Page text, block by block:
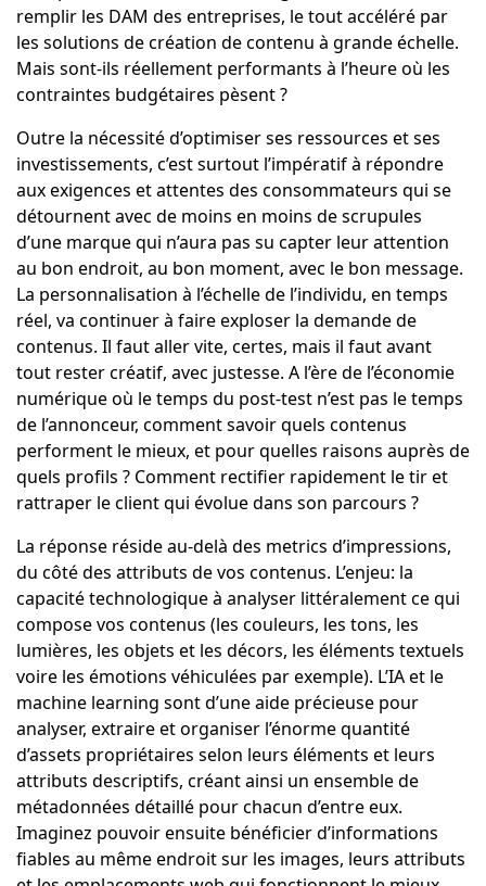
remplir les DAM des entreprises, le tout accéléré par
les solutions de création de contenu à grande échelle.
Mais sont-ils réellement performants à l’heure où les
contraintes budgétaires pèsent ?
Outre la nécessité d’optimiser ses ressources et ses
investissements, c’est surtout l’impératif à répondre
aux exigences et attentes des consommateurs qui se
détournent avec de moins en moins de scrupules
d’une marque qui n’aura pas su capter leur attention
au bon endroit, au bon moment, avec le bon message.
La personnalisation à l’échelle de l’individu, en temps
réel, va continuer à faire exploser la demande de
contenus. Il faut aller vite, certes, mais il faut avant
tout rester créatif, avec justesse. A l’ère de l’économie
numérique où le temps du post-test n’est pas le temps
de l’annonceur, comment savoir quels contenus
performent le mieux, et pour quelles raisons auprès de
quels profils ? Comment rectifier rapidement le tir et
rattraper le client qui évolue dans son parcours ?
La réponse réside au-delà des metrics d’impressions,
du côté des attributs de vos contenus. L’enjeu: la
capacité technologique à analyser littéralement ce qui
compose vos contenus (les couleurs, les tons, les
lumières, les objets et les décors, les éléments textuels
voire les émotions véhiculées par exemple). L’IA et le
machine learning sont d’une aide précieuse pour
analyser, extraire et organiser l’énorme quantité
d’assets propriétaires selon leurs éléments et leurs
attributs descriptifs, créant ainsi un ensemble de
métadonnées détaillé pour chacun d’entre eux.
Imaginez pouvoir ensuite bénéficier d’informations
fiables au même endroit sur les images, leurs attributs